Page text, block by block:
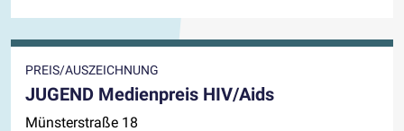
PREIS/AUSZEICHNUNG
JUGEND Medienpreis HIV/Aids
Münsterstraße 18